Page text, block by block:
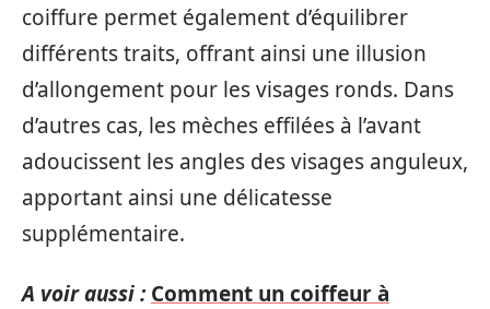
coiffure permet également d’équilibrer
différents traits, offrant ainsi une illusion
d’allongement pour les visages ronds. Dans
d’autres cas, les mèches effilées à l’avant
adoucissent les angles des visages anguleux,
apportant ainsi une délicatesse
supplémentaire.
A voir aussi : Comment un coiffeur à